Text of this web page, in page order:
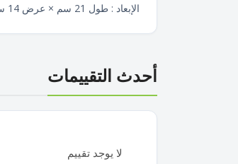
الإبعاد : طول 21 سم × عرض 14 سم × الأرتفاع 12 سم
أحدث التقييمات
لا يوجد تقييم